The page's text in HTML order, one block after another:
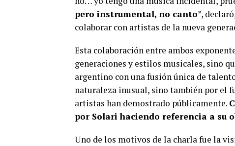
pero instrumental, no canto”,
colaborar con artistas de la nueva
Esta colaboración entre ambos
generaciones y estilos musicales, sino
argentino con una fusión única de
naturaleza inusual, sino también por el
artistas han demostrado públicamente.
por Solari haciendo referencia a su
Uno de los motivos de la charla fue la